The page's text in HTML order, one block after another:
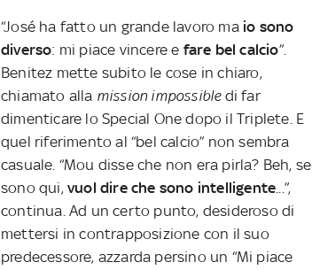
“José ha fatto un grande lavoro maio sono
diverso: mi piace vincere e fare bel calcio”.
Benitez mette subito le cose in chiaro,
chiamato alla mission impossibledi far
dimenticare lo Special One dopo il Triplete. E
quel riferimento al “bel calcio” non sembra
casuale. “Mou disse che non era pirla? Beh, se
sono qui, vuol dire che sono intelligente...”,
continua. Ad un certo punto, desideroso di
mettersi in contrapposizione con il suo
predecessore, azzarda persino un “Mi piace